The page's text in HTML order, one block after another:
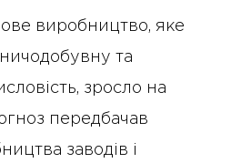
виробництво, яке
та
зросло на
передбачав
заводів і